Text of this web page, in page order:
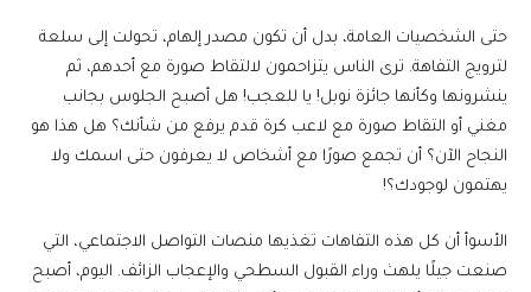
حتى الشخصيات العامة، بدل أن تكون مصدر إلهام، تحولت إلى سلعة
لترويج التفاهة. ترى الناس يتزاحمون لالتقاط صورة مع أحدهم، ثم
ينشرونها وكأنها جائزة نوبل! يا للعجب! هل أصبح الجلوس بجانب
مغني أو التقاط صورة مع لاعب كرة قدم يرفع من شأنك؟ هل هذا هو
النجاح الآن؟ أن تجمع صورًا مع أشخاص لا يعرفون حتى اسمك ولا
يهتمون لوجودك؟!
الأسوأ أن كل هذه التفاهات تغذيها منصات التواصل الاجتماعي، التي
صنعت جيلًا يلهث وراء القبول السطحي والإعجاب الزائف. اليوم، أصبح